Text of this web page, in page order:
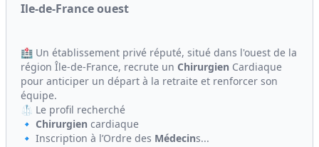
Ile-de-France ouest
🏥 Un établissement privé réputé, situé dans l'ouest de la
région Île-de-France, recrute un Chirurgien Cardiaque
pour anticiper un départ à la retraite et renforcer son
équipe.
🥼 Le profil recherché
🔹 Chirurgien cardiaque
🔹 Inscription à l’Ordre des Médecins...